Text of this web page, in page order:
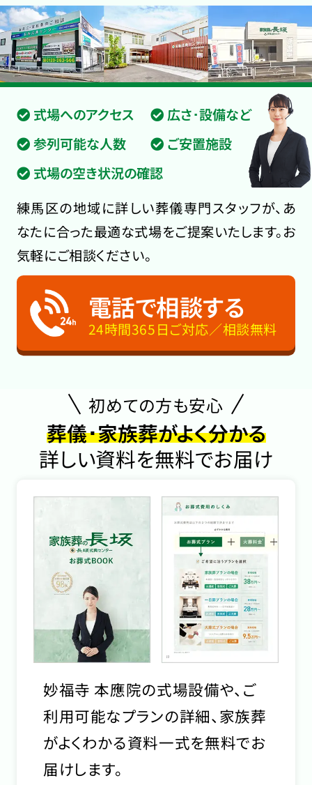
式場へのアクセス
広さ･設備など
参列可能な人数
ご安置施設
式場の空き状況の確認
練馬区の地域に詳しい葬儀専門スタッフが、あ
なたに合った最適な式場をご提案いたします。お
気軽にご相談ください。
電話で相談する
24時間365日ご対応／相談無料
初めての方も安心
葬儀･家族葬がよく分かる
詳しい資料を無料でお届け
妙福寺 本應院の式場設備や、ご
利用可能なプランの詳細、家族葬
がよくわかる資料一式を無料でお
届けします。